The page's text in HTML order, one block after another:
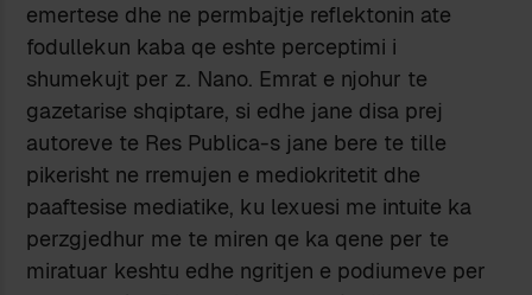
emertese dhe ne permbajtje reflektonin ate
fodullekun kaba qe eshte perceptimi i
shumekujt per z. Nano. Emrat e njohur te
gazetarise shqiptare, si edhe jane disa prej
autoreve te Res Publica-s jane bere te tille
pikerisht ne rremujen e mediokritetit dhe
paaftesise mediatike, ku lexuesi me intuite ka
perzgjedhur me te miren qe ka qene per te
miratuar keshtu edhe ngritjen e podiumeve per